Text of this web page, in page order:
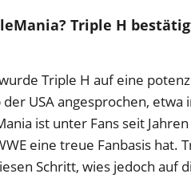
Triple H
Triple H auf eine
USA angesprochen, etwa
ist unter Fans seit
eine treue Fanbasis hat.
Schritt, wies jedoch auf